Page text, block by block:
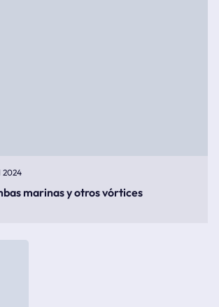
2024
marinas y otros vórtices